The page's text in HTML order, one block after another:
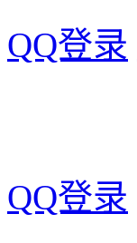
QQ登录
QQ登录